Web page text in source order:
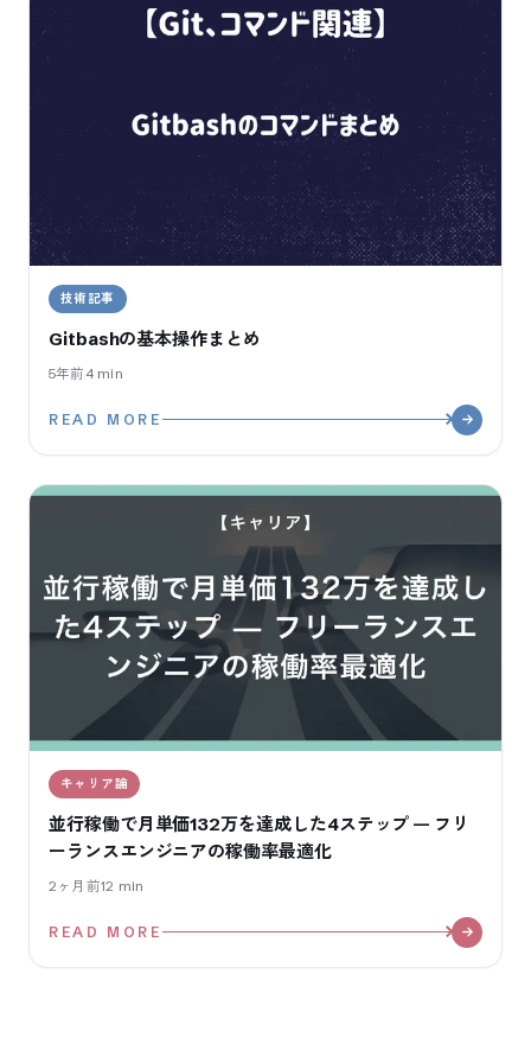
技術記事
Gitbashの基本操作まとめ
5年前 4min
READ MORE
キャリア論
並行稼働で月単価132万を達成した4ステップ — フリ
ーランスエンジニアの稼働率最適化
2ヶ月前12 min
READ MORE